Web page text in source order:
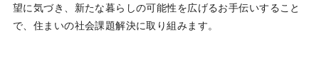
望に気づき、新たな暮らしの可能性を広げるお手伝いすること
で、住まいの社会課題解決に取り組みます。